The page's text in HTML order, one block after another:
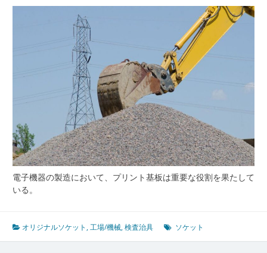
電子機器の製造において、プリント基板は重要な役割を果たして
いる。
オリジナルソケット ,工場/機械,検査治具 ソケット